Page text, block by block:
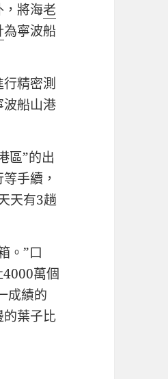
，將海老
為寧波船
精密測
波船山港
區”的出
手續，
天有3趟
。”口
萬個
成績的
的葉子比